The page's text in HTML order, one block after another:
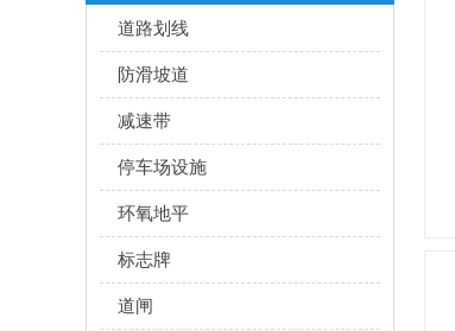
道路划线
防滑坡道
减速带
停车场设施
环氧地平
标志牌
道闸